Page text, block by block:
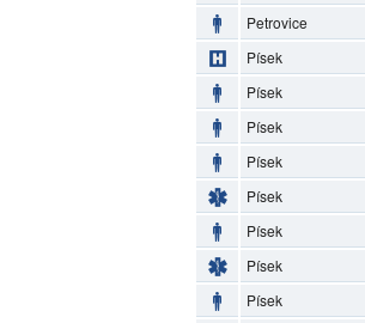
Petrovice
Písek
Písek
Písek
Písek
Písek
Písek
Písek
Písek